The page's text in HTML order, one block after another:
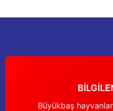
Bu ürüne benzer farklı
Büyükbaş